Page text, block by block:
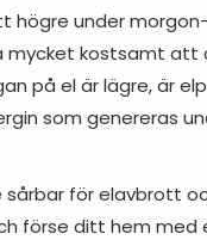
högre under
kostsamt att
på el är lägre, är
som genereras
för elavbrott
förse ditt hem med